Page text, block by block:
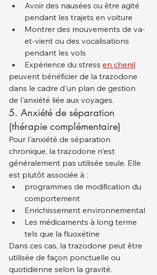
Avoir des nausées ou être agité
pendant les trajets en voiture
Montrer des mouvements de va-
et-vient ou des vocalisations
pendant les vols
Expérience du stress en chenil
peuvent bénéficier de la trazodone
dans le cadre d'un plan de gestion
de l'anxiété liée aux voyages.
5. Anxiété de séparation
(thérapie complémentaire)
Pour l'anxiété de séparation
chronique, la trazodone n'est
généralement pas utilisée seule. Elle
est plutôt associée à :
programmes de modification du
comportement
Enrichissement environnemental
Les médicaments à long terme
tels que la fluoxétine
Dans ces cas, la trazodone peut être
utilisée de façon ponctuelle ou
quotidienne selon la gravité.